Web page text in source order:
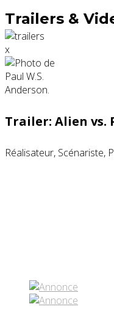
Trailers &
x
Trailer: Alien vs.
Réalisateur, Scénariste,